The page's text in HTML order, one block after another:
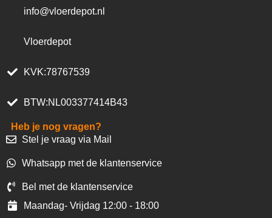
info@vloerdepot.nl
Vloerdepot
KVK:78767539
BTW:NL003377414B43
Heb je nog vragen?
Stel je vraag via Mail
Whatsapp met de klantenservice
Bel met de klantenservice
Maandag- Vrijdag 12:00 - 18:00